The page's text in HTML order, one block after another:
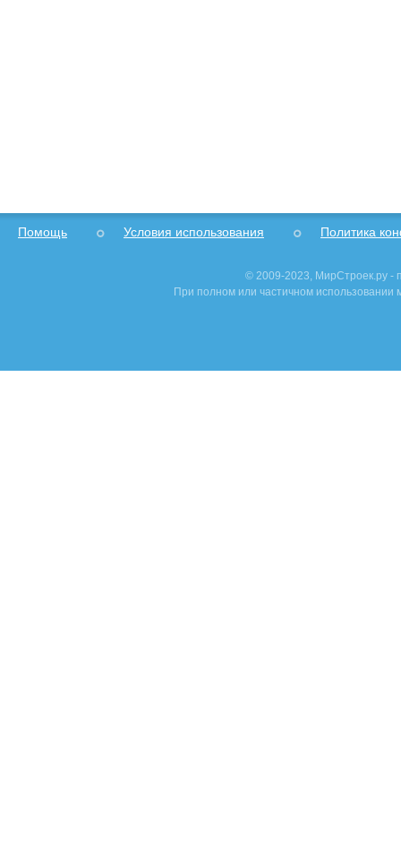
Помощь Условия использования Политика
© 2009-2023, МирСтроек.ру -
При полном или частичном использовании